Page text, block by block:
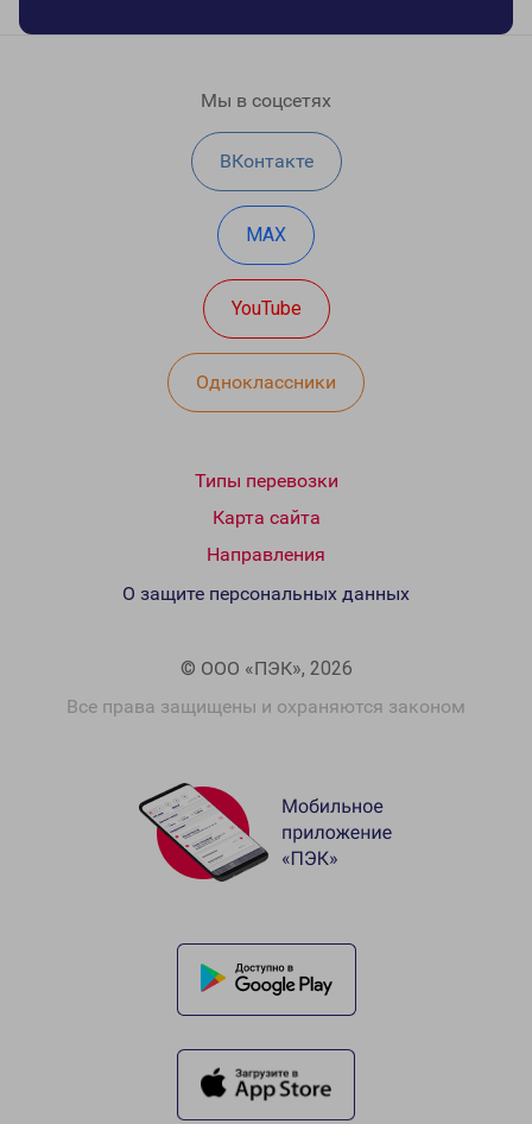
Мы в соцсетях
ВКонтакте
MAX
YouTube
Одноклассники
Типы перевозки
Карта сайта
Направления
© ООО «ПЭК», 2026
Все права защищены и охраняются законом
О защите персональных данных